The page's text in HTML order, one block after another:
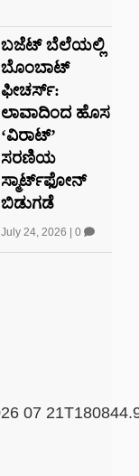
ಬಜೆಟ್ ಬೆಲೆಯಲ್ಲಿ
ಬೊಂಬಾಟ್
ಫೀಚರ್ಸ್:
ಲಾವಾದಿಂದ ಹೊಸ
‘ವಿರಾಟ್’
ಸರಣಿಯ
ಸ್ಮಾರ್ಟ್‌ಫೋನ್‌
ಬಿಡುಗಡೆ
July 24, 2026 0